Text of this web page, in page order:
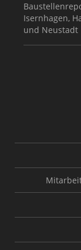
Isernhagen,
und Neustadt